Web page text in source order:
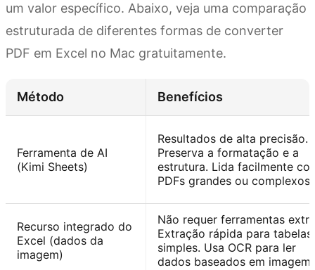
um valor específico. Abaixo, veja uma comparação
estruturada de diferentes formas de converter
PDF em Excel no Mac gratuitamente.
Método Benefícios
Ferramenta de AI
(Kimi Sheets)
Resultados de alta precisão.
Preserva a formatação e a
estrutura. Lida facilmente
PDFs grandes ou complexos.
Recurso integrado do
Excel (dados da
imagem)
Não requer ferramentas
Extração rápida para tabelas
simples. Usa OCR para ler
dados baseados em imagem.